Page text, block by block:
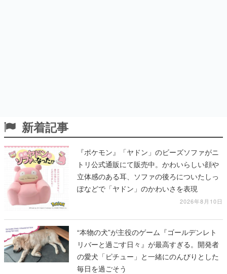
新着記事
『ポケモン』「ヤドン」のビーズソファがニ
トリ公式通販にて販売中。かわいらしい顔や
立体感のある耳、ソファの後ろについたしっ
ぽなどで「ヤドン」のかわいさを表現
2026年8月10日
“本物の犬”が主役のゲーム『ゴールデンレト
リバーと過ごす日々』が最高すぎる。開発者
の愛犬「ピチュー」と一緒にのんびりとした
毎日を過ごそう